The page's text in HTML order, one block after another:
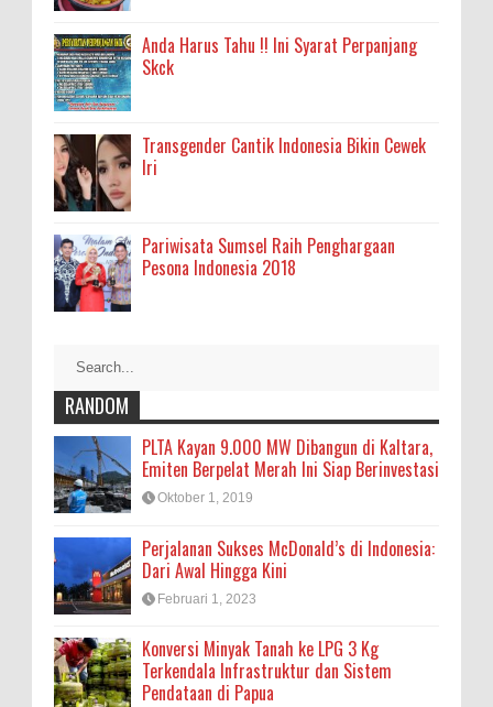
Anda Harus Tahu !! Ini Syarat Perpanjang
Skck
Transgender Cantik Indonesia Bikin Cewek
Iri
Pariwisata Sumsel Raih Penghargaan
Pesona Indonesia 2018
RANDOM
PLTA Kayan 9.000 MW Dibangun di Kaltara,
Emiten Berpelat Merah Ini Siap Berinvestasi
Oktober 1, 2019
Perjalanan Sukses McDonald’s di Indonesia:
Dari Awal Hingga Kini
Februari 1, 2023
Konversi Minyak Tanah ke LPG 3 Kg
Terkendala Infrastruktur dan Sistem
Pendataan di Papua